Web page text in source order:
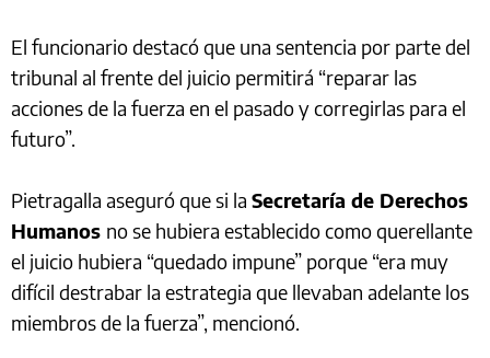
El funcionario destacó que una sentencia por parte del
tribunal al frente del juicio permitirá “reparar las
acciones de la fuerza en el pasado y corregirlas para el
futuro”.
Pietragalla aseguró que si la Secretaría de Derechos
Humanos no se hubiera establecido como querellante
el juicio hubiera “quedado impune” porque “era muy
difícil destrabar la estrategia que llevaban adelante los
miembros de la fuerza”, mencionó.